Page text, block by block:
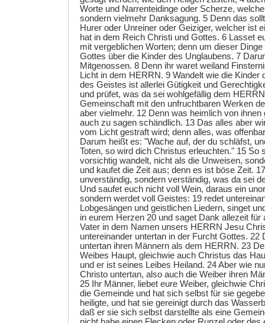
Worte und Narrenteidinge oder Scherze,
sondern vielmehr Danksagung. 5 Denn das
Hurer oder Unreiner oder Geiziger, welcher ist
hat in dem Reich Christi und Gottes. 6 Lasset
mit vergeblichen Worten; denn um dieser
Gottes über die Kinder des Unglaubens. 7
Mitgenossen. 8 Denn ihr waret weiland
Licht in dem HERRN. 9 Wandelt wie die Kinder
des Geistes ist allerlei Gütigkeit und
und prüfet, was da sei wohlgefällig dem
Gemeinschaft mit den unfruchtbaren Werken
aber vielmehr. 12 Denn was heimlich von ihnen
auch zu sagen schändlich. 13 Das alles aber
vom Licht gestraft wird; denn alles, was
Darum heißt es: "Wache auf, der du schläfst,
Toten, so wird dich Christus erleuchten." 15 So
vorsichtig wandelt, nicht als die Unweisen,
und kaufet die Zeit aus; denn es ist böse Zeit.
unverständig, sondern verständig, was da sei
Und saufet euch nicht voll Wein, daraus ein
sondern werdet voll Geistes: 19 redet
Lobgesängen und geistlichen Liedern, singet
in eurem Herzen 20 und saget Dank allezeit für
Vater in dem Namen unsers HERRN Jesu
untereinander untertan in der Furcht Gottes. 22
untertan ihren Männern als dem HERRN. 23
Weibes Haupt, gleichwie auch Christus das
und er ist seines Leibes Heiland. 24 Aber wie
Christo untertan, also auch die Weiber ihren
25 Ihr Männer, liebet eure Weiber, gleichwie
die Gemeinde und hat sich selbst für sie
heiligte, und hat sie gereinigt durch das
daß er sie sich selbst darstellte als eine